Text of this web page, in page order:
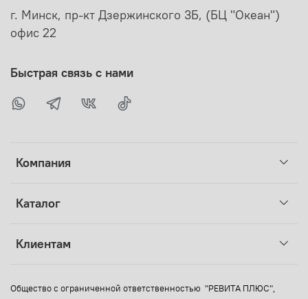
Компания
Каталог
Клиентам
г. Минск, пр-кт Дзержинского 3Б, (БЦ "Океан")
офис 22
Быстрая связь с нами
Общество с ограниченной ответственностью "РЕВИТА ПЛЮС",